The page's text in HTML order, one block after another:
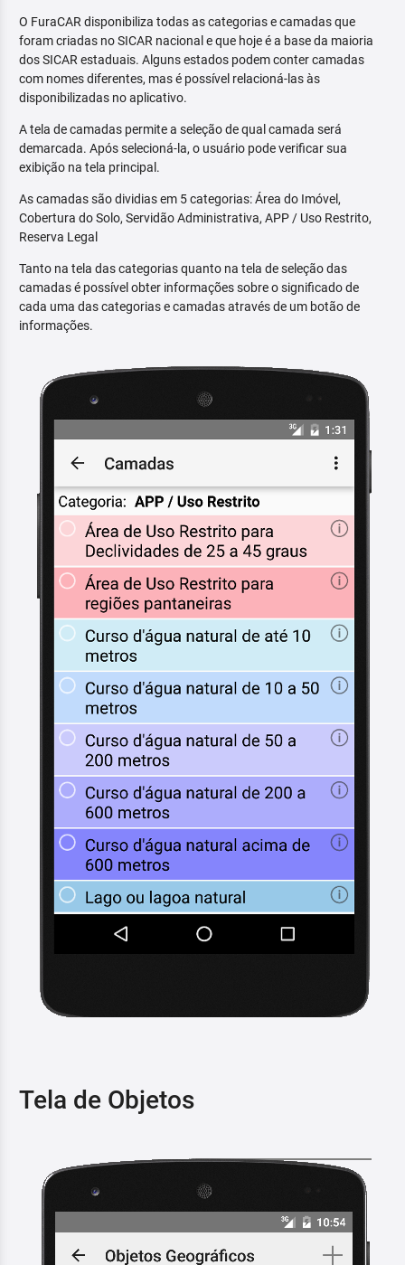
O FuraCAR disponibiliza todas as categorias e camadas que
foram criadas no SICAR nacional e que hoje é a base da maioria
dos SICAR estaduais. Alguns estados podem conter camadas
com nomes diferentes, mas é possível relacioná-las às
disponibilizadas no aplicativo.
A tela de camadas permite a seleção de qual camada será
demarcada. Após selecioná-la, o usuário pode verificar sua
exibição na tela principal.
As camadas são dividias em 5 categorias: Área do Imóvel,
Cobertura do Solo, Servidão Administrativa, APP / Uso Restrito,
Reserva Legal
Tanto na tela das categorias quanto na tela de seleção das
camadas é possível obter informações sobre o significado de
cada uma das categorias e camadas através de um botão de
informações.
Tela de Objetos